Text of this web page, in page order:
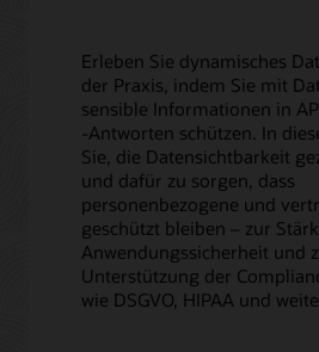
Erleben Sie dynamisches
der Praxis, indem Sie mit
sensible Informationen in
‑Antworten schützen. In
Sie, die Datensichtbarkeit
und dafür zu sorgen, dass
personenbezogene und
geschützt bleiben – zur
Anwendungssicherheit und
Unterstützung der
wie DSGVO, HIPAA und